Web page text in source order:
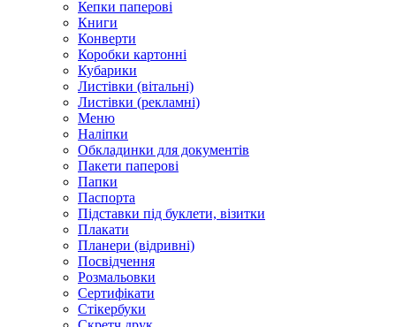
Кепки паперові
Книги
Конверти
Коробки картонні
Кубарики
Листівки (вітальні)
Листівки (рекламні)
Меню
Наліпки
Обкладинки для документів
Пакети паперові
Папки
Паспорта
Підставки під буклети, візитки
Плакати
Планери (відривні)
Посвідчення
Розмальовки
Сертифікати
Стікербуки